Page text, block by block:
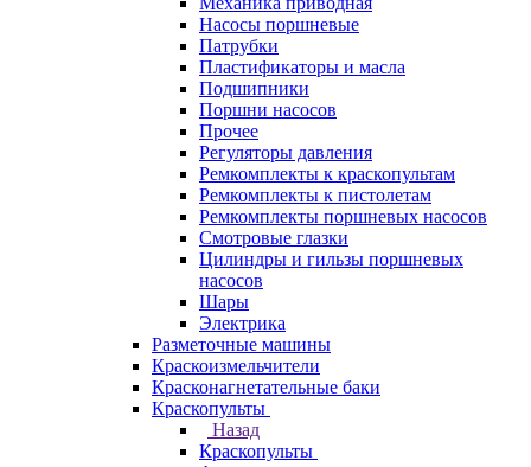
Насосы поршневые
Патрубки
Пластификаторы и масла
Подшипники
Поршни насосов
Прочее
Регуляторы давления
Ремкомплекты к краскопультам
Ремкомплекты к пистолетам
Ремкомплекты поршневых насосов
Смотровые глазки
Цилиндры и гильзы поршневых
насосов
Шары
Электрика
Разметочные машины
Краскоизмельчители
Красконагнетательные баки
Краскопульты
Назад
Краскопульты